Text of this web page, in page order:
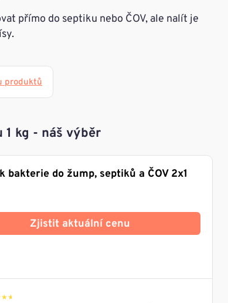
přímo do septiku nebo ČOV, ale nalít je
produktů
kg - náš výběr
bakterie do žump, septiků a ČOV 2x1
Zjistit aktuální cenu